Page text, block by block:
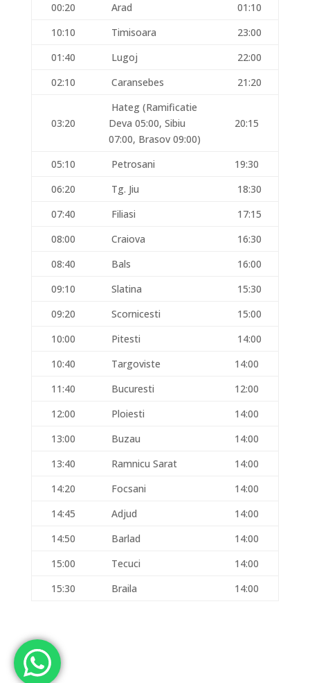
00:20
Arad
01:10
10:10
Timisoara
23:00
01:40
Lugoj
22:00
02:10
Caransebes 21:20
03:20
Hateg (Ramificatie
Deva 05:00, Sibiu
07:00, Brasov 09:00)
20:15
05:10 Petrosani
19:30
06:20
Tg. Jiu
18:30
07:40
Filiasi
17:15
08:00
Craiova
16:30
08:40
Bals
16:00
09:10
Slatina
15:30
09:20
Scornicesti
15:00
10:00
Pitesti
14:00
10:40
Targoviste
14:00
11:40
Bucuresti
12:00
12:00
Ploiesti
14:00
13:00
Buzau
14:00
13:40
Ramnicu Sarat
14:00
14:20
Focsani
14:00
14:45
Adjud
14:00
14:50
Barlad
14:00
15:00
Tecuci
14:00
15:30
Braila 14:00